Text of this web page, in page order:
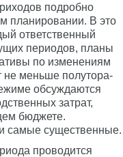
подробно
планировании. В это
ответственный
периодов, планы
по изменениям
не меньше полутора-
обсуждаются
затрат,
бюджете.
самые существенные.
проводится